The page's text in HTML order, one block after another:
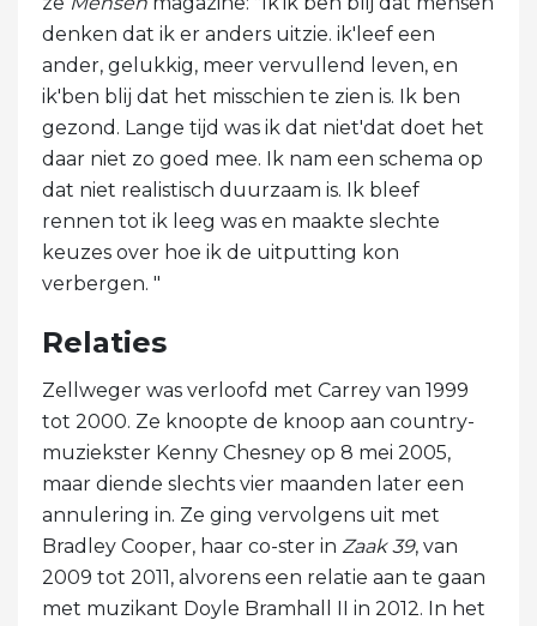
denken dat ik er anders uitzie. ik'leef een
ander, gelukkig, meer vervullend leven, en
ik'ben blij dat het misschien te zien is. Ik ben
gezond. Lange tijd was ik dat niet'dat doet het
daar niet zo goed mee. Ik nam een ​​schema op
dat niet realistisch duurzaam is. Ik bleef
rennen tot ik leeg was en maakte slechte
keuzes over hoe ik de uitputting kon
verbergen. "
Relaties
Zellweger was verloofd met Carrey van 1999
tot 2000. Ze knoopte de knoop aan country-
muziekster Kenny Chesney op 8 mei 2005,
maar diende slechts vier maanden later een
annulering in. Ze ging vervolgens uit met
Bradley Cooper, haar co-ster in Zaak 39, van
2009 tot 2011, alvorens een relatie aan te gaan
met muzikant Doyle Bramhall II in 2012. In het